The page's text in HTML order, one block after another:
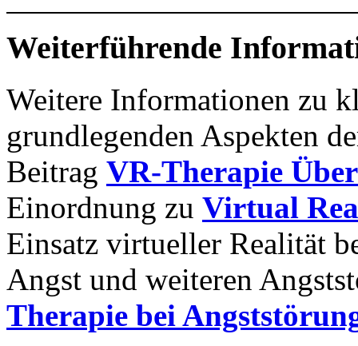
Weiterführende
Weitere Informationen zu
grundlegenden Aspekten
Beitrag VR-Therapie
Einordnung zu Virtual
Einsatz virtueller Realität
Angst und weiteren
Therapie bei